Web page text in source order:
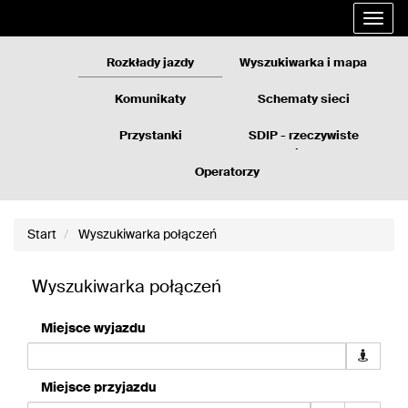
Rozkłady jazdy Wyszukiwarka i mapa
Komunikaty Schematy sieci
Przystanki
SDIP - rzeczywiste
Operatorzy
Start Wyszukiwarka połączeń
Wyszukiwarka połączeń
Miejsce wyjazdu
Pobierz
dane
dla
Miejsce przyjazdu